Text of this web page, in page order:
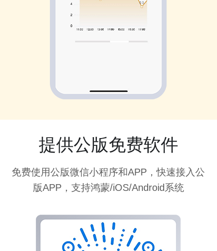
提供公版免费软件
免费使用公版微信小程序和APP，快速接入公
版APP，支持鸿蒙/iOS/Android系统